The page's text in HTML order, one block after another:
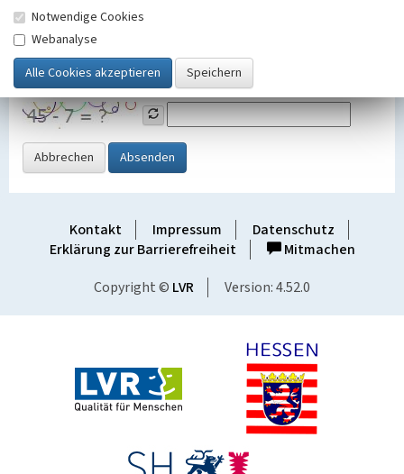
SicherheitsabfrageTragen Sie unten das Rechenergebnis aus der
Grafik ein
Abbrechen Absenden
Kontakt Impressum
Datenschutz
Erklärung zur Barrierefreiheit
Mitmachen
Copyright © LVR Version: 4.52.0
Notwendige Cookies
Webanalyse